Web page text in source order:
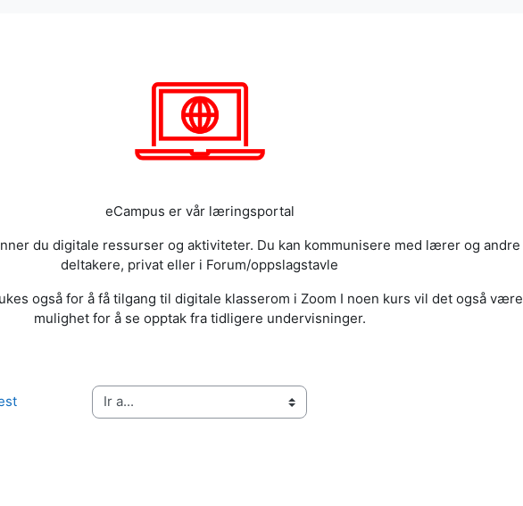
eCampus er vår læringsportal
du digitale ressurser og aktiviteter. Du kan kommunisere med lærer og andre
deltakere, privat eller i Forum/oppslagstavle
også for å få tilgang til digitale klasserom i Zoom I noen kurs vil det også være
mulighet for å se opptak fra tidligere undervisninger.
Ir a...